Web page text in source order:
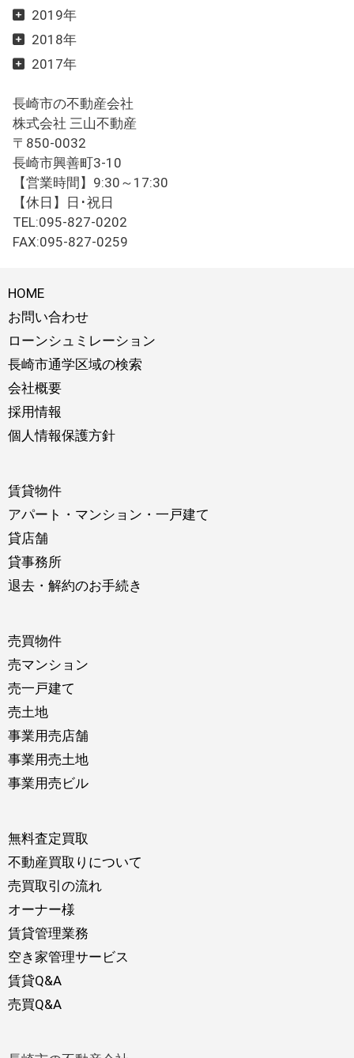
2019年
2018年
2017年
長崎市の不動産会社
株式会社 三山不動産
〒850-0032
長崎市興善町3-10
【営業時間】9:30～17:30
【休日】日･祝日
TEL:095-827-0202
FAX:095-827-0259
HOME
お問い合わせ
ローンシュミレーション
長崎市通学区域の検索
会社概要
採用情報
個人情報保護方針
賃貸物件
アパート・マンション・一戸建て
貸店舗
貸事務所
退去・解約のお手続き
売買物件
売マンション
売一戸建て
売土地
事業用売店舗
事業用売土地
事業用売ビル
無料査定買取
不動産買取りについて
売買取引の流れ
オーナー様
賃貸管理業務
空き家管理サービス
賃貸Q&A
売買Q&A